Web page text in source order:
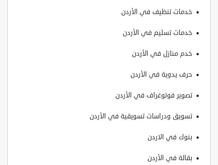
خدمات تنظيف في الأردن
خدمات تسليم في الأردن
خدم منازل في الأردن
حرف يدوية في الأردن
تصوير فوتوغراف في الأردن
تسويق ودراسات تسويقية في الأردن
بنوك في الاردن
بقالة في الأردن